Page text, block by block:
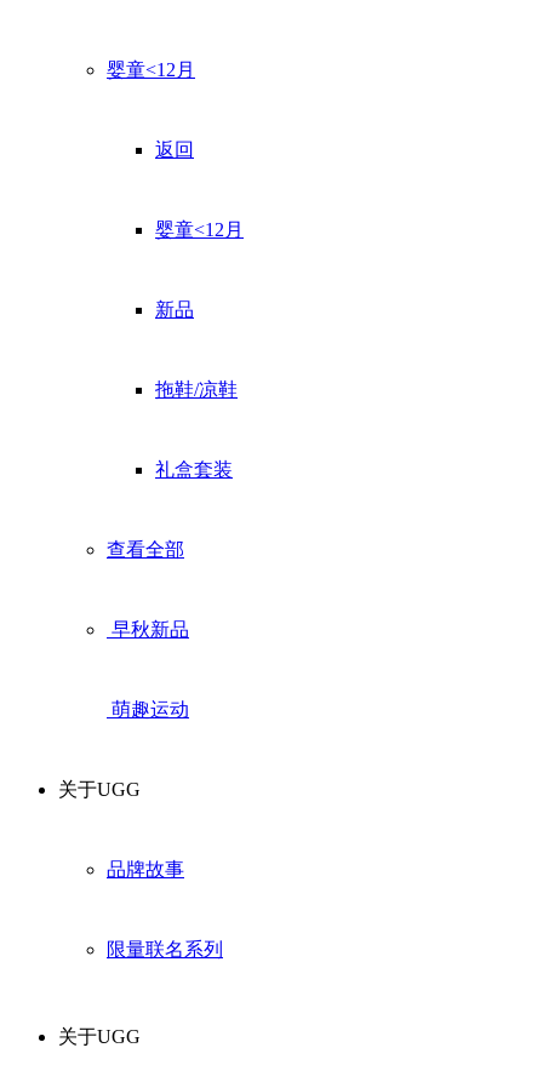
婴童<12月
返回
婴童<12月
新品
拖鞋/凉鞋
礼盒套装
查看全部
早秋新品
萌趣运动
关于UGG
品牌故事
限量联名系列
关于UGG